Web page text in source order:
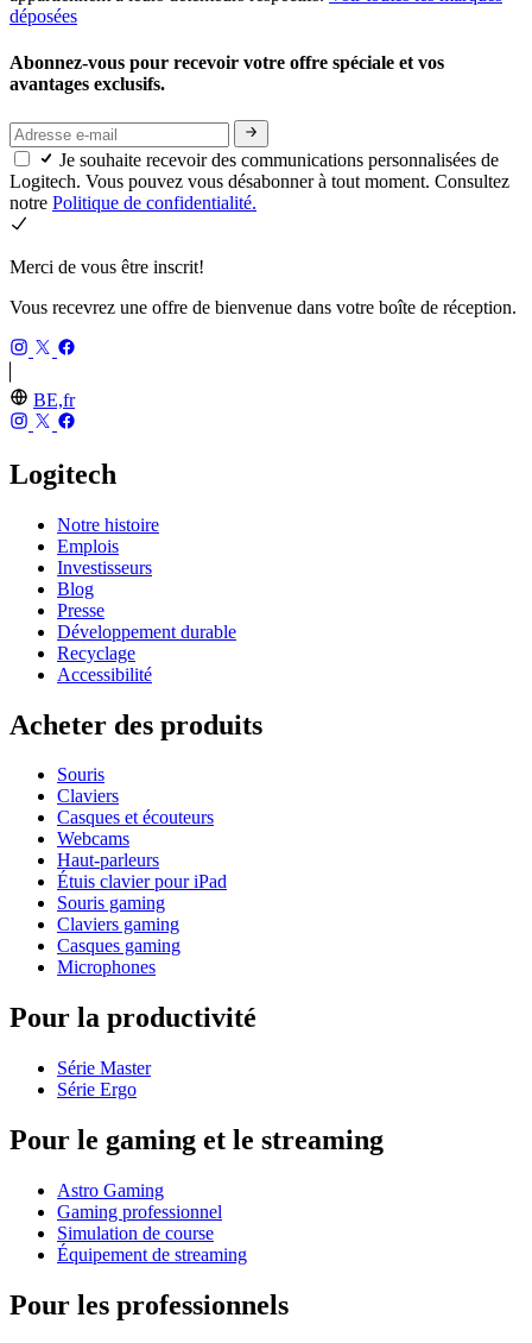
déposées
Abonnez-vous pour recevoir votre offre spéciale et vos
avantages exclusifs.
Je souhaite recevoir des communications personnalisées de
Logitech. Vous pouvez vous désabonner à tout moment. Consultez
notre Politique de confidentialité.
Merci de vous être inscrit!
Vous recevrez une offre de bienvenue dans votre boîte de réception.
BE,fr
Logitech
Notre histoire
Emplois
Investisseurs
Blog
Presse
Développement durable
Recyclage
Accessibilité
Acheter des produits
Souris
Claviers
Casques et écouteurs
Webcams
Haut-parleurs
Étuis clavier pour iPad
Souris gaming
Claviers gaming
Casques gaming
Microphones
Pour la productivité
Série Master
Série Ergo
Pour le gaming et le streaming
Astro Gaming
Gaming professionnel
Simulation de course
Équipement de streaming
Pour les professionnels